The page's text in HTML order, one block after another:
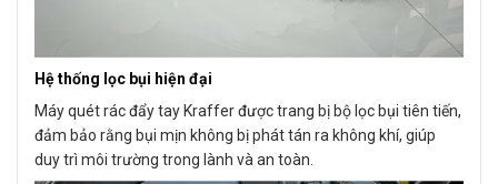
Hệ thống lọc bụi hiện đại
Máy quét rác đẩy tay Kraffer được trang bị bộ lọc bụi tiên tiến,
đảm bảo rằng bụi mịn không bị phát tán ra không khí, giúp
duy trì môi trường trong lành và an toàn.